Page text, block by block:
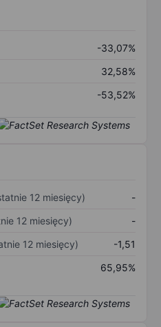
-33,07%
32,58%
-53,52%
12 miesięcy)
-
12 miesięcy)
-
12 miesięcy)
-1,51
65,95%